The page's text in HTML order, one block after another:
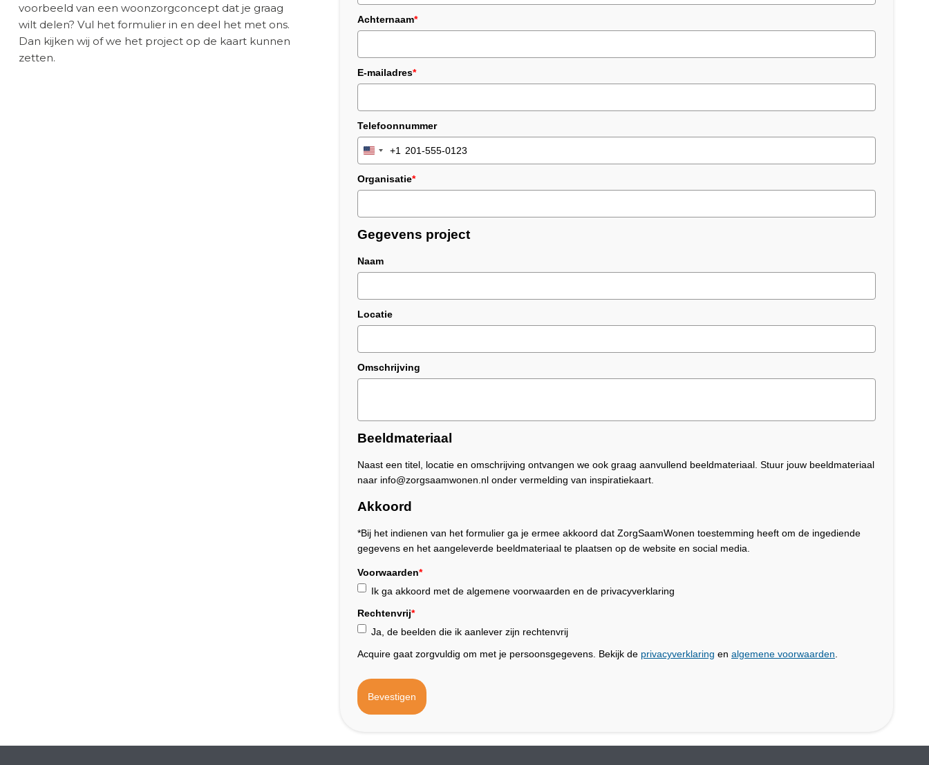
voorbeeld van een woonzorgconcept dat je graag
wilt delen? Vul het formulier in en deel het met ons.
Dan kijken wij of we het project op de kaart kunnen
zetten.
Achternaam*
E-mailadres*
Telefoonnummer
United
+1
+1
Organisatie*
Gegevens project
Naam
Locatie
Omschrijving
Beeldmateriaal
Naast een titel, locatie en omschrijving ontvangen we ook graag aanvullend beeldmateriaal. Stuur jouw beeldmateriaal
naar info@zorgsaamwonen.nl onder vermelding van inspiratiekaart.
Akkoord
*Bij het indienen van het formulier ga je ermee akkoord dat ZorgSaamWonen toestemming heeft om de ingediende
gegevens en het aangeleverde beeldmateriaal te plaatsen op de website en social media.
Voorwaarden*
Ik ga akkoord met de algemene voorwaarden en de privacyverklaring
Rechtenvrij*
Ja, de beelden die ik aanlever zijn rechtenvrij
Acquire gaat zorgvuldig om met je persoonsgegevens. Bekijk de privacyverklaring en algemene voorwaarden.
Bevestigen